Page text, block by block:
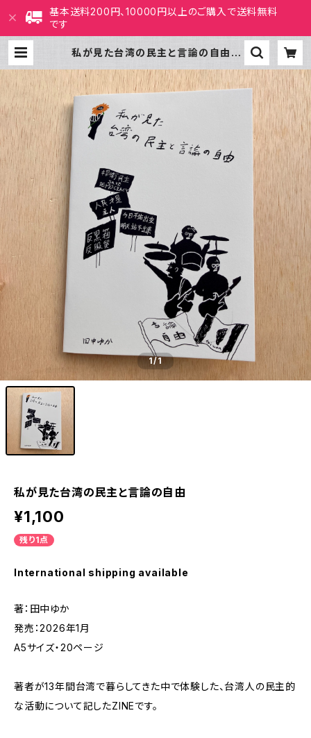
基本送料200円、10000円以上のご購入で送料無料
です
私が見た台湾の民主と言論の自由 |
1/1
私が見た台湾の民主と言論の自由
¥1,100
残り1点
International shipping available
著：田中ゆか
発売：2026年1月
A5サイズ・20ページ
著者が13年間台湾で暮らしてきた中で体験した、台湾人の民主的
な活動について記したZINEです。